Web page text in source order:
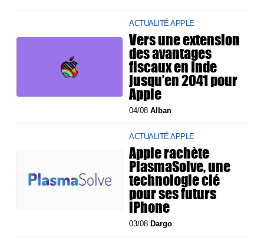
ACTUALITÉ APPLE
Vers une extension
des avantages
fiscaux en Inde
jusqu’en 2041 pour
Apple
04/08Alban
ACTUALITÉ APPLE
Apple rachète
PlasmaSolve, une
technologie clé
pour ses futurs
iPhone
03/08 Dargo